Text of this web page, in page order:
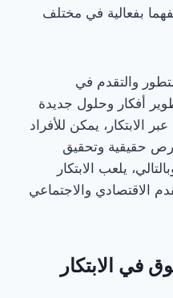
بفعالية في مختلف
والتقدم في
أفكار وحلول جديدة
الابتكار، يمكن للأفراد
حقيقية وتحقيق
يلعب الابتكار
الاقتصادي والاجتماعي
في الابتكار